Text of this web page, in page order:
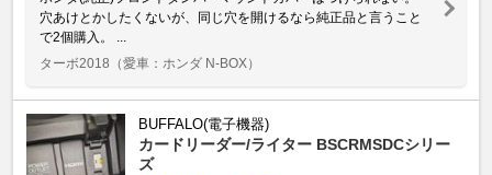
穴あけとかしたくないが、同じ穴を開けるなら純正品と言うこと
で2個購入。 ...
ターボ2018 （愛車：ホンダ N-BOX）
BUFFALO(電子機器)
カードリーダー/ライター BSCRMSDCシリー
ズ